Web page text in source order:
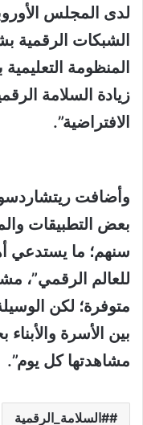
لدى المجلس
الشبكات
المنظومة
زيادة السلامة
الافتراضية”.
وأضافت
بعض التطبيقات
سنهم؛ ما يستدعي
للعالم الرقمي”،
متوفرة؛ لكن
بين الأسرة
مشاهدتها كل يوم”.
#السلامة_الرقمية